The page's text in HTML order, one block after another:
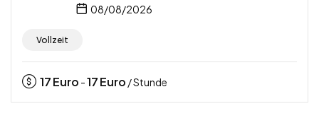
08/08/2026
Vollzeit
17Euro -17Euro / Stunde